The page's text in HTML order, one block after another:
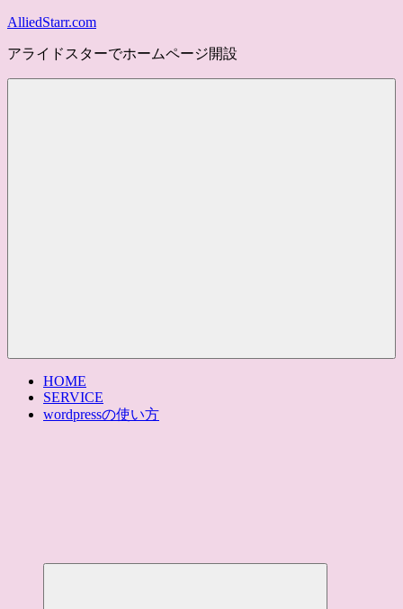
コ
テ
ン
AlliedStarr.com
アライドスターでホームページ開設
HOME
SERVICE
wordpressの使い方